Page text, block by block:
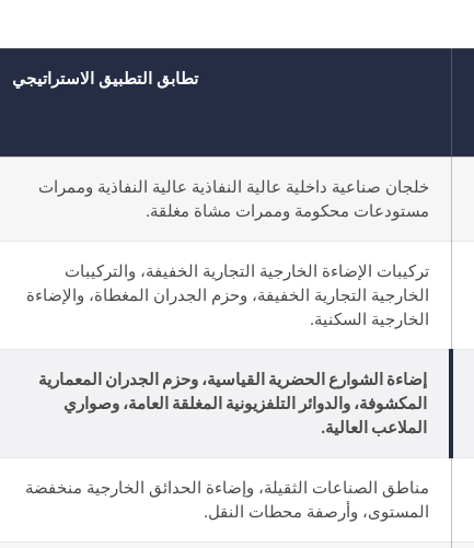
تطابق التطبيق الاستراتيجي
خلجان صناعية داخلية عالية النفاذية عالية النفاذية وممرات
مستودعات محكومة وممرات مشاة مغلقة.
تركيبات الإضاءة الخارجية التجارية الخفيفة، والتركيبات
الخارجية التجارية الخفيفة، وحزم الجدران المغطاة، والإضاءة
الخارجية السكنية.
إضاءة الشوارع الحضرية القياسية، وحزم الجدران المعمارية
المكشوفة، والدوائر التلفزيونية المغلقة العامة، وصواري
الملاعب العالية.
مناطق الصناعات الثقيلة، وإضاءة الحدائق الخارجية منخفضة
المستوى، وأرصفة محطات النقل.